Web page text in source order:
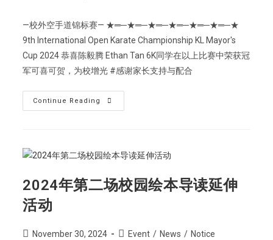
—校外空手道锦标赛— ★═─★═─★═─★═─★═─★═─★
9th International Open Karate Championship KL Mayor's
Cup 2024 恭喜陈毅腾 Ethan Tan 6K同学在以上比赛中荣获冠
军可喜可贺，为校增光 #感谢家长支持与配合
Continue Reading
2024年第二场校园绘本导读延伸
活动
November 30, 2024 Event / News / Notice